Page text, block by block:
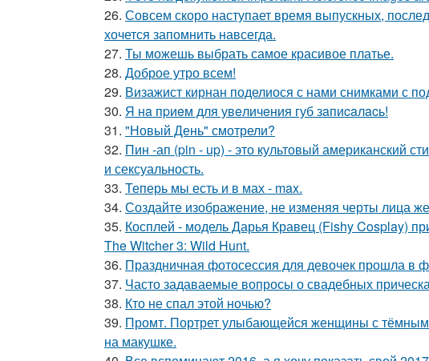
26. Совсем скоро наступает время выпускных,
хочется запомнить навсегда.
27. Ты можешь выбрать самое красивое платье.
28. Доброе утро всем!
29. Визажист кирнан поделиося с нами снимками с
30. Я нa пpиeм для увeличeния губ зaпиcaлacь!
31. "Новый День" смотрели?
32. Пин -ап (pin - up) - это культовый американский
и сексуальность.
33. Теперь мы есть и в мах - max.
34. Создайте изображение, не изменяя черты лица
35. Косплей - модель Дарья Кравец (Fishy Cosplay)
The Witcher 3: Wild Hunt.
36. Праздничная фотосессия для девочек прошла в
37. Часто задаваемые вопросы о свадебных
38. Кто не спал этой ночью?
39. Промт. Портрет улыбающейся женщины с
на макушке.